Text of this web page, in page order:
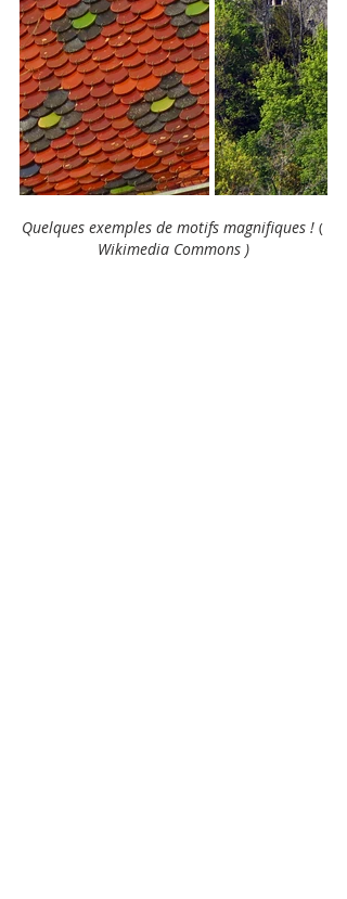
Quelques exemples de motifs magnifiques ! (
Wikimedia Commons )